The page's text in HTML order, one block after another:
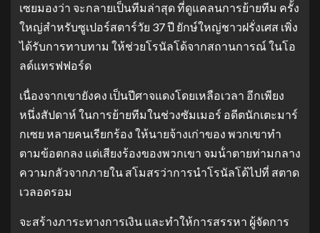
เซยมองว่า จะกลายเป็นทีมล่าสุด ที่ดูแคลนการย้ายทีม ครั้ง
ใหญ่สําหรับซูเปอร์สตาร์วัย 37 ปี ยักษ์ใหญ่ชาวฝรั่งเศส เพิ่ง
ได้รับการทาบทาม ให้ช่วยโรนัลโด้จากสถานการณ์ ในโอ
ลด์แทรฟฟอร์ด
เนื่องจากเขายังคง เป็นปีศาจแดงโดยเหลือเวลา อีกเพียง
หนึ่งสัปดาห์ ในการย้ายทีมในช่วงซัมเมอร์ อดีตนักเตะมาร์
กเซย หลายคนเรียกร้อง ให้นายจ้างเก่าของ พวกเขาทํา
ตามข้อตกลง แต่เสียงร้องของพวกเขา จมน้ําตายท่ามกลาง
ความกลัวจากภายใน สโมสรว่าการนําโรนัลโด้ไปที่ สตาด
เวลอดรอม
จะสร้างภาระทางการเงิน และทําให้การสรรหา ผู้จัดการ